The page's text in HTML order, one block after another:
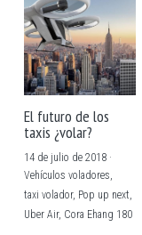
El futuro de los
taxis ¿volar?
14 de julio de 2018·
Vehículos voladores,
taxi volador, Pop up next,
Uber Air, Cora Ehang 180